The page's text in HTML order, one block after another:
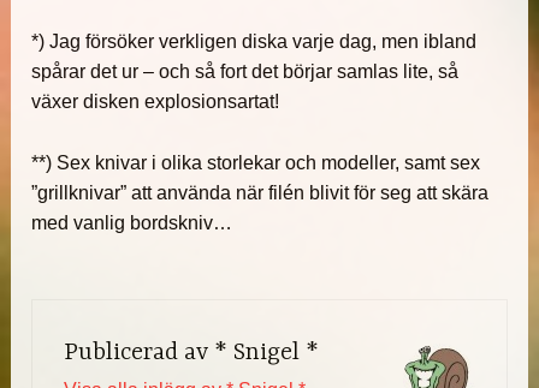
*) Jag försöker verkligen diska varje dag, men ibland
spårar det ur – och så fort det börjar samlas lite, så
växer disken explosionsartat!
**) Sex knivar i olika storlekar och modeller, samt sex
”grillknivar” att använda när filén blivit för seg att skära
med vanlig bordskniv…
Publicerad av * Snigel *